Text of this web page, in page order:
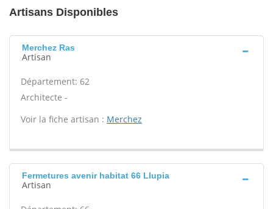
Artisans Disponibles
Merchez Ras
Artisan
Département: 62
Architecte -
Voir la fiche artisan : Merchez
Fermetures avenir habitat 66 Llupia
Artisan